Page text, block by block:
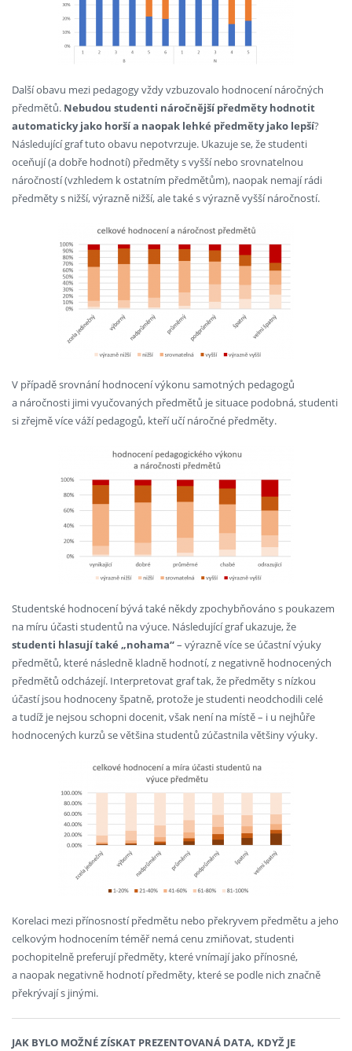
Další obavu mezi pedagogy vždy vzbuzovalo hodnocení náročných
předmětů. Nebudou studenti náročnější předměty hodnotit
automaticky jako horší a naopak lehké předměty jako lepší?
Následující graf tuto obavu nepotvrzuje. Ukazuje se, že studenti
oceňují (a dobře hodnotí) předměty s vyšší nebo srovnatelnou
náročností (vzhledem k ostatním předmětům), naopak nemají rádi
předměty s nižší, výrazně nižší, ale také s výrazně vyšší náročností.
V případě srovnání hodnocení výkonu samotných pedagogů
a náročnosti jimi vyučovaných předmětů je situace podobná, studenti
si zřejmě více váží pedagogů, kteří učí náročné předměty.
Studentské hodnocení bývá také někdy zpochybňováno s poukazem
na míru účasti studentů na výuce. Následující graf ukazuje, že
studenti hlasují také „nohama“– výrazně více se účastní výuky
předmětů, které následně kladně hodnotí, z negativně hodnocených
předmětů odcházejí. Interpretovat graf tak, že předměty s nízkou
účastí jsou hodnoceny špatně, protože je studenti neodchodili celé
a tudíž je nejsou schopni docenit, však není na místě – i u nejhůře
hodnocených kurzů se většina studentů zúčastnila většiny výuky.
Korelaci mezi přínosností předmětu nebo překryvem předmětu a jeho
celkovým hodnocením téměř nemá cenu zmiňovat, studenti
pochopitelně preferují předměty, které vnímají jako přínosné,
a naopak negativně hodnotí předměty, které se podle nich značně
překrývají s jinými.
JAK BYLO MOŽNÉ ZÍSKAT PREZENTOVANÁ DATA, KDYŽ JE